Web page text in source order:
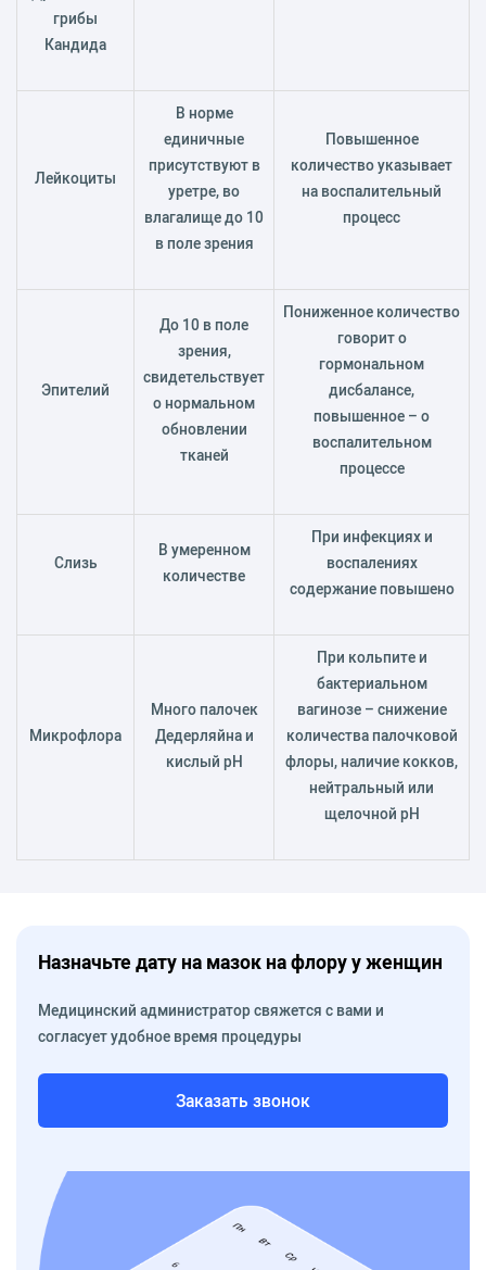
грибы
Кандида
Лейкоциты
В норме
единичные
присутствуют в
уретре, во
влагалище до 10
в поле зрения
Повышенное
количество указывает
на воспалительный
процесс
Эпителий
До 10 в поле
зрения,
свидетельствует
о нормальном
обновлении
тканей
Пониженное количество
говорит о
гормональном
дисбалансе,
повышенное – о
воспалительном
процессе
Слизь
В умеренном
количестве
При инфекциях и
воспалениях
содержание повышено
Микрофлора
Много палочек
Дедерляйна и
кислый pH
При кольпите и
бактериальном
вагинозе – снижение
количества палочковой
флоры, наличие кокков,
нейтральный или
щелочной pH
Назначьте дату на мазок на флору у женщин
Медицинский администратор свяжется с вами и
согласует удобное время процедуры
Заказать звонок